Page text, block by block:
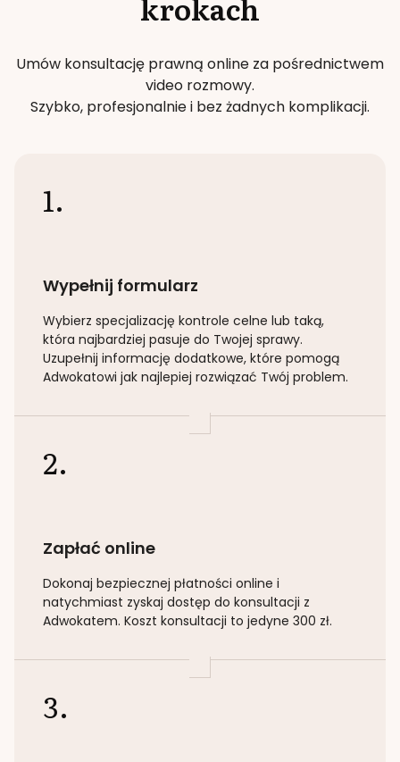
Umów konsultację prawną online za pośrednictwem
video rozmowy.
Szybko, profesjonalnie i bez żadnych komplikacji.
1.
Wypełnij formularz
Wybierz specjalizację kontrole celne lub taką,
która najbardziej pasuje do Twojej sprawy.
Uzupełnij informację dodatkowe, które pomogą
Adwokatowi jak najlepiej rozwiązać Twój problem.
2.
Zapłać online
Dokonaj bezpiecznej płatności online i
natychmiast zyskaj dostęp do konsultacji z
Adwokatem. Koszt konsultacji to jedyne 300 zł.
3.